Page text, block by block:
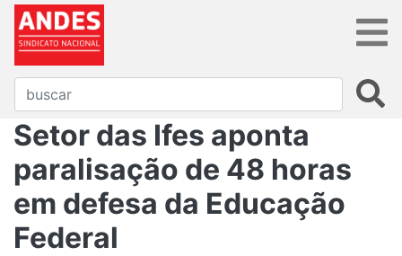
Setor das Ifes aponta
paralisação de 48 horas
em defesa da Educação
Federal